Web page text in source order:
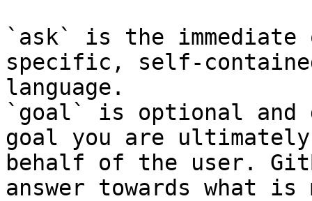
`ask` is the
specific, self-
language.
`goal` is optional and
goal you are
behalf of the user.
answer towards what